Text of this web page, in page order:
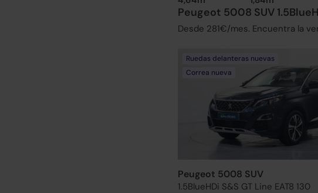
Peugeot 5008 SUV
Desde 281€/mes. Encuentra la
Ruedas delanteras nuevas
Correa nueva
Peugeot 5008 SUV
1.5BlueHDi S&S GT Line EAT8 130